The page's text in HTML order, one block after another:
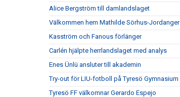
Alice Bergström till damlandslaget
Välkommen hem Mathilde Sörhus-Jordanger
Kasström och Fanous förlänger
Carlén hjälpte herrlandslaget med analys
Enes Ünlü ansluter till akademin
Try-out för LIU-fotboll på Tyresö Gymnasium
Tyresö FF välkomnar Gerardo Espejo